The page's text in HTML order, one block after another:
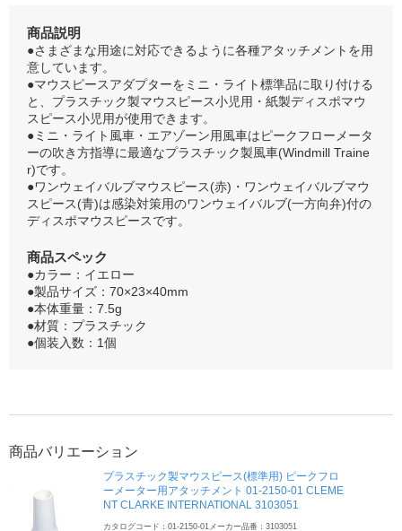
商品説明
●さまざまな用途に対応できるように各種アタッチメントを用
意しています。
●マウスピースアダプターをミニ・ライト標準品に取り付ける
と、プラスチック製マウスピース小児用・紙製ディスポマウ
スピース小児用が使用できます。
●ミニ・ライト風車・エアゾーン用風車はピークフローメータ
ーの吹き方指導に最適なプラスチック製風車(Windmill Traine
r)です。
●ワンウェイバルブマウスピース(赤)・ワンウェイバルブマウ
スピース(青)は感染対策用のワンウェイバルブ(一方向弁)付の
ディスポマウスピースです。
商品スペック
●カラー：イエロー
●製品サイズ：70×23×40mm
●本体重量：7.5g
●材質：プラスチック
●個装入数：1個
商品バリエーション
プラスチック製マウスピース(標準用) ピークフロ
ーメーター用アタッチメント 01-2150-01 CLEME
NT CLARKE INTERNATIONAL 3103051
カタログコード：01-2150-01メーカー品番：3103051